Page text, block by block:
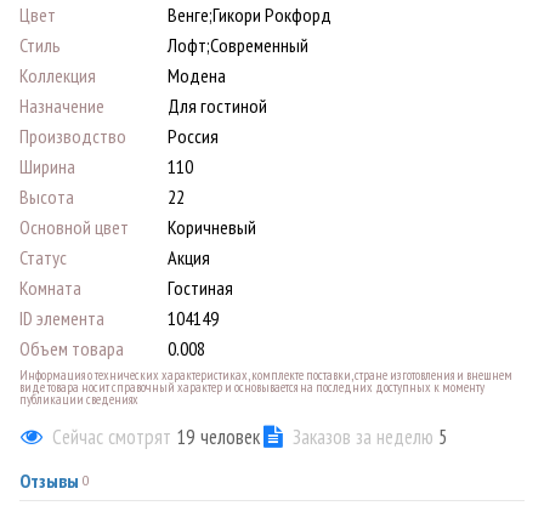
Цвет
Венге;Гикори Рокфорд
Стиль
Лофт;Современный
Коллекция
Модена
Назначение
Для гостиной
Производство
Россия
Ширина
110
Высота
22
Основной цвет
Коричневый
Статус
Акция
Комната
Гостиная
ID элемента
104149
Объем товара
0.008
Информация о технических характеристиках, комплекте поставки, стране изготовления и внешнем
виде товара носит справочный характер и основывается на последних доступных к моменту
публикации сведениях
Сейчас смотрят 19 человек Заказов за неделю 5
Отзывы 0